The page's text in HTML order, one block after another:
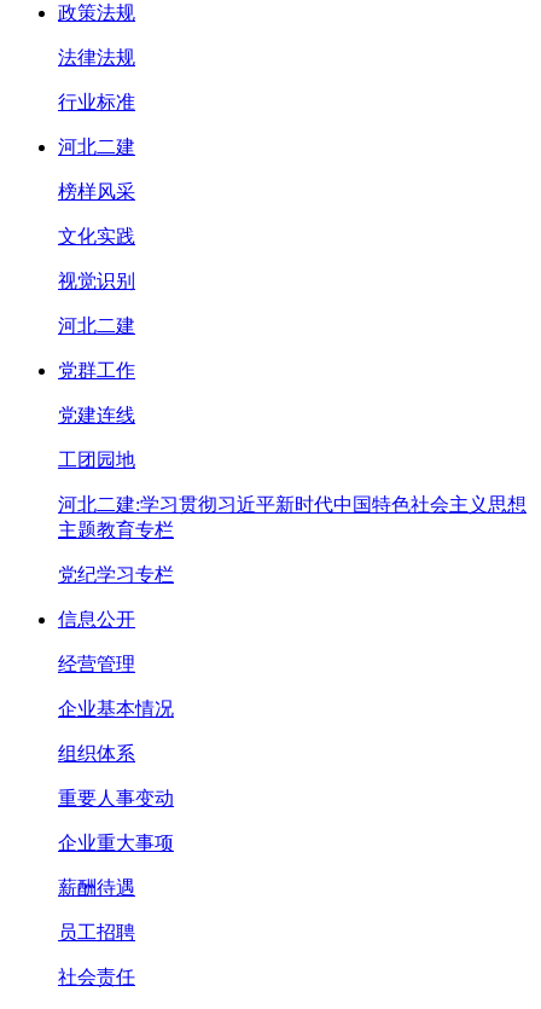
政策法规
法律法规
行业标准
河北二建
榜样风采
文化实践
视觉识别
河北二建
党群工作
党建连线
工团园地
河北二建:学习贯彻习近平新时代中国特色社会主义思想
主题教育专栏
党纪学习专栏
信息公开
经营管理
企业基本情况
组织体系
重要人事变动
企业重大事项
薪酬待遇
员工招聘
社会责任